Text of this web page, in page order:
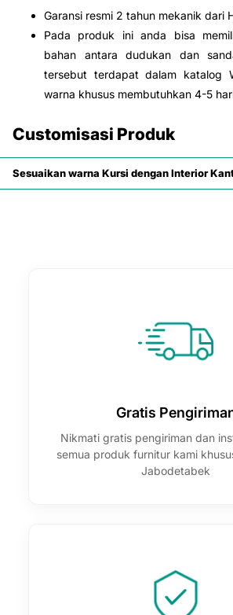
Garansi resmi 2 tahun mekanik dari
Pada produk ini anda bisa
bahan antara dudukan dan
tersebut terdapat dalam katalog
warna khusus membutuhkan 4-5
Customisasi Produk
Sesuaikan warna Kursi dengan Interior
Gratis
Nikmati gratis pengiriman dan
semua produk furnitur kami
Jabodetabek